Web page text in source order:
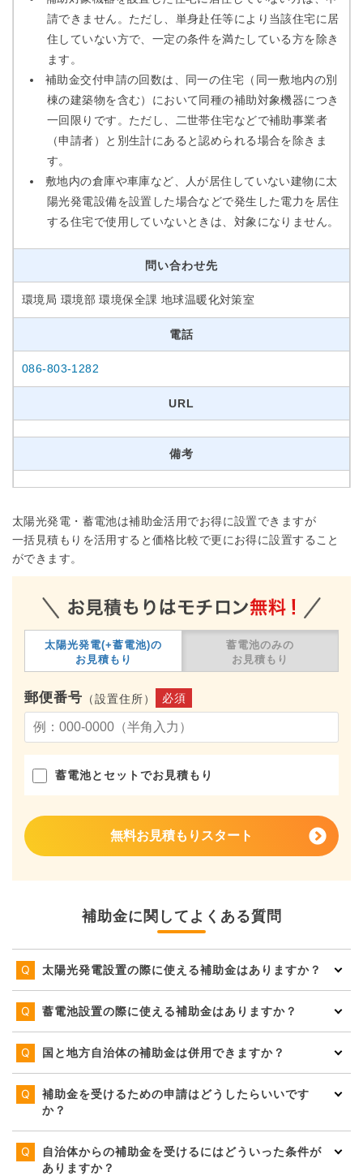
請できません。ただし、単身赴任等により当該住宅に居
住していない方で、一定の条件を満たしている方を除き
ます。
補助金交付申請の回数は、同一の住宅（同一敷地内の別
棟の建築物を含む）において同種の補助対象機器につき
一回限りです。ただし、二世帯住宅などで補助事業者
（申請者）と別生計にあると認められる場合を除きま
す。
敷地内の倉庫や車庫など、人が居住していない建物に太
陽光発電設備を設置した場合などで発生した電力を居住
する住宅で使用していないときは、対象になりません。
問い合わせ先
環境局 環境部 環境保全課 地球温暖化対策室
電話
086-803-1282
URL
備考
太陽光発電・蓄電池は補助金活用でお得に設置できますが
一括見積もりを活用すると価格比較で更にお得に設置すること
ができます。
太陽光発電(+蓄電池)の
お見積もり
蓄電池のみの
お見積もり
郵便番号 （設置住所） 必須
蓄電池とセットでお見積もり
無料お見積もりスタート
補助金に関してよくある質問
太陽光発電設置の際に使える補助金はありますか？
蓄電池設置の際に使える補助金はありますか？
国と地方自治体の補助金は併用できますか？
補助金を受けるための申請はどうしたらいいです
か？
自治体からの補助金を受けるにはどういった条件が
ありますか？